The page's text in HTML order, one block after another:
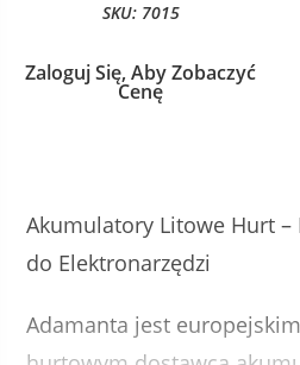
SKU: 7015
Zaloguj Się, Aby Zobaczyć
Cenę
Akumulatory Litowe Hurt –
do Elektronarzędzi
Adamanta jest